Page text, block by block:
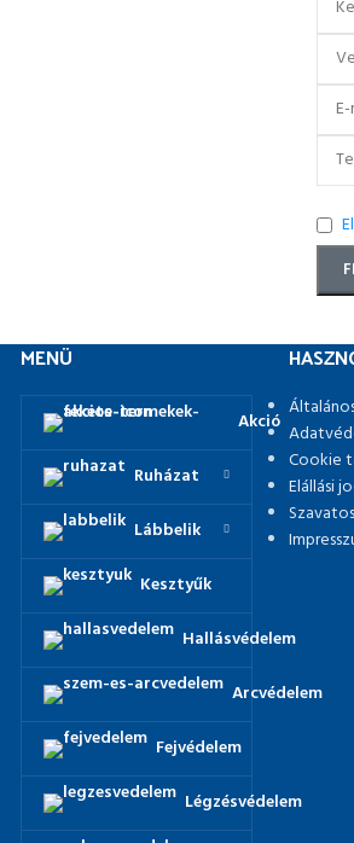
MENÜ
Akció
Ruházat
Lábbelik
Kesztyűk
Hallásvédelem
Arcvédelem
Fejvédelem
Légzésvédelem
Cookie
Elállási